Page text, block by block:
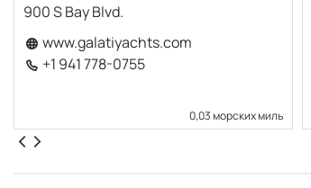
900 S Bay Blvd.
www.galatiyachts.com
+1 941 778-0755
0,03 морских миль